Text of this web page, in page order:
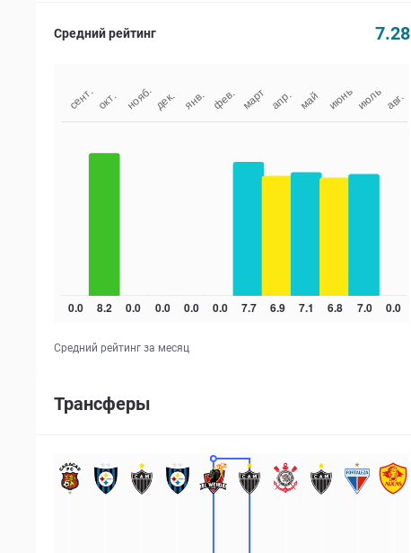
Средний рейтинг 7.28
Средний рейтинг за месяц
Трансферы